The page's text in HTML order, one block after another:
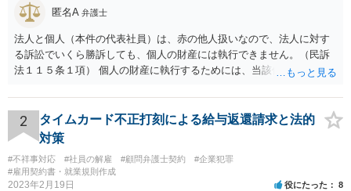
匿名A 弁護士
法人と個人（本件の代表社員）は、赤の他人扱いなので、法人に対す
る訴訟でいくら勝訴しても、個人の財産には執行できません。（民訴
法１１５条１項） 個人の財産に執行するためには、当該個人に対して
ります。貴殿が被告になった場合は、「彼氏」の干渉を受けずに応訴
することができます。「彼女」氏は、故意又は重過失を立証する必要
があります。 なお、仮に会社法４２９条の責任が認められ敗訴した場
合は、２５万円ずつではなく５０万円の連帯債務になります（同法４
３０条）。「彼女」氏は、５０万円の範囲内でどちらにいくら請求し
てもよく、支払った人はその半額をもう一人の代表社員に請求（求
2
タイムカード不正打刻による給与返還請求と法的
対策
#不祥事対応 #社員の解雇 #顧問弁護士契約
#企業犯罪
#雇用契約書・就業規則作成
2023年2月19日 役にたった 8